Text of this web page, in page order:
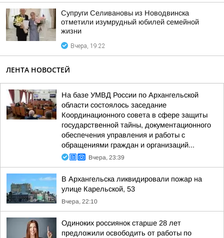
Супруги Селивановы из Новодвинска
отметили изумрудный юбилей семейной
жизни
Вчера, 19:22
ЛЕНТА НОВОСТЕЙ
На базе УМВД России по Архангельской
области состоялось заседание
Координационного совета в сфере защиты
государственной тайны, документационного
обеспечения управления и работы с
обращениями граждан и организаций...
Вчера, 23:39
В Архангельска ликвидировали пожар на
улице Карельской, 53
Вчера, 22:10
Одиноких россиянок старше 28 лет
предложили освободить от работы по